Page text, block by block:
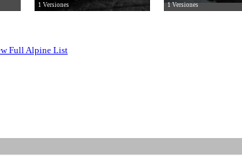
1 Versiones 1 Versiones
Full Alpine List